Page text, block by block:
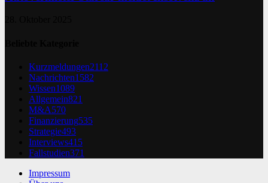
Kurzmeldungen2112
Nachrichten1582
Wissen1089
Allgemein821
M&A570
Finanzierung535
Strategie493
Interviews415
Fallstudien371
Impressum